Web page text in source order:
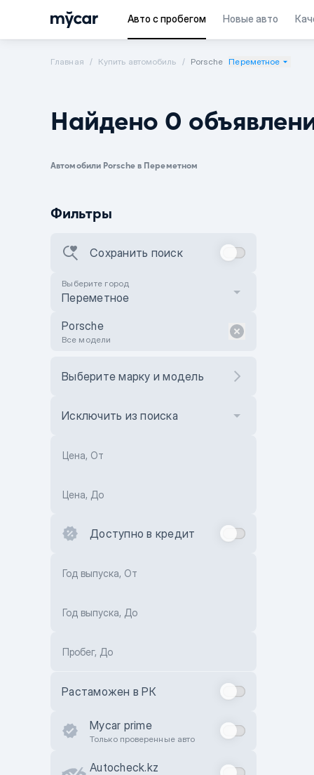
Авто с пробегом Новые авто
Главная Купить автомобиль Porsche Переметное
Найдено 0
Автомобили Porsche в Переметном
Фильтры
Сохранить поиск
Выберите город
Переметное
Porsche
Все модели
Выберите марку и модель
Исключить из поиска
Цена, От
Цена, До
Доступно в кредит
Год выпуска, От
Год выпуска, До
Пробег, До
Растаможен в РК
Mycar prime
Только проверенные авто
Autocheck.kz